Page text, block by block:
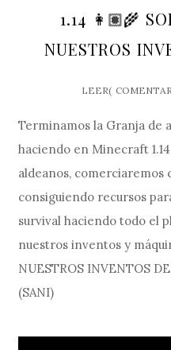
1.14 👩🏽‍🌾
NUESTROS
LEER(
Terminamos la Granja de
haciendo en Minecraft
aldeanos, comerciaremos
consiguiendo recursos
survival haciendo todo el
nuestros inventos y
NUESTROS INVENTOS
(SANI)